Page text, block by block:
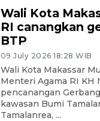
Wali Kota
RI canangkan
BTP
09 July 2026 18:28 WIB
Wali Kota Makassar
Menteri Agama RI KH
pencanangan
kawasan Bumi
Tamalanrea, ...